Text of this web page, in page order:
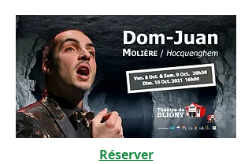
Réserver